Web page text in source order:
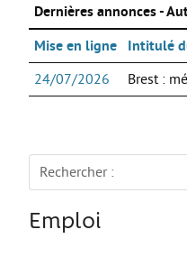
Préparer sa
Chercher un job
Qui peut
L’orientation
Les stages
Dernières annonces -
Mise en ligne Intitulé
24/07/2026 Brest :
Rechercher :
Emploi